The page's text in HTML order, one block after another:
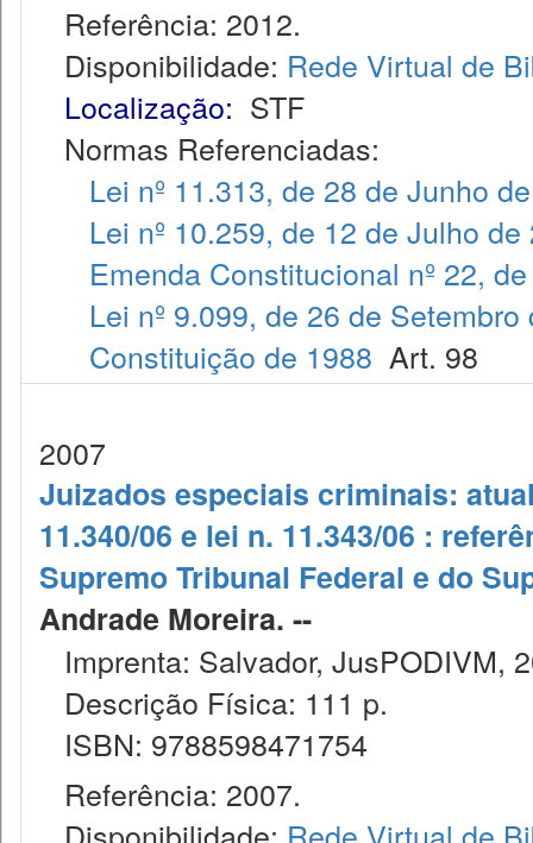
Referência: 2012.
Disponibilidade: Rede Virtual de
Localização: STF
Normas Referenciadas:
Lei nº 11.313, de 28 de Junho
Lei nº 10.259, de 12 de Julho de
Emenda Constitucional nº 22,
Lei nº 9.099, de 26 de Setembro
Constituição de 1988 Art. 98
2007
Juizados especiais criminais:
11.340/06 e lei n. 11.343/06 :
Supremo Tribunal Federal e do
Andrade Moreira. --
Imprenta: Salvador, JusPODIVM,
Descrição Física: 111 p.
ISBN: 9788598471754
Referência: 2007.